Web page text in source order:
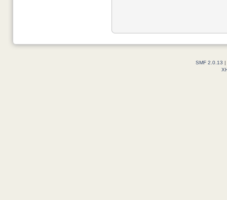
SMF 2.0.13 |